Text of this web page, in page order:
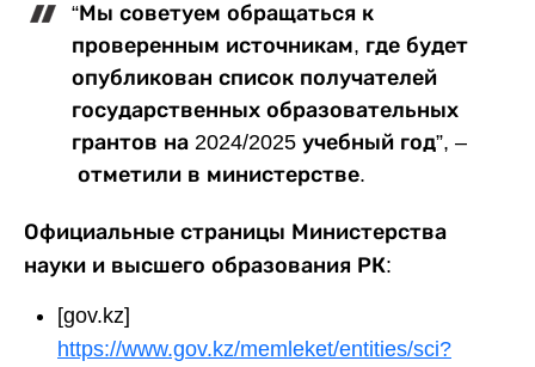
“Мы советуем обращаться к
проверенным источникам, где будет
опубликован список получателей
государственных образовательных
грантов на 2024/2025 учебный год”, –
отметили в министерстве.
Официальные страницы Министерства
науки и высшего образования РК:
[gov.kz]
https://www.gov.kz/memleket/entities/sci?